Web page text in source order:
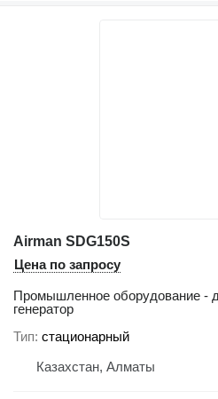
Airman SDG150S
Цена по запросу
Промышленное оборудование -
генератор
Тип стационарный
Казахстан, Алматы